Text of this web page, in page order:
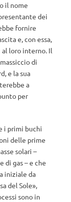
il nome
dei
fornire
e, con essa,
al loro interno. Il
di
e la sua
a
per
i primi buchi
delle prime
solari –
di gas – e che
iniziale da
del Sole»,
sono in